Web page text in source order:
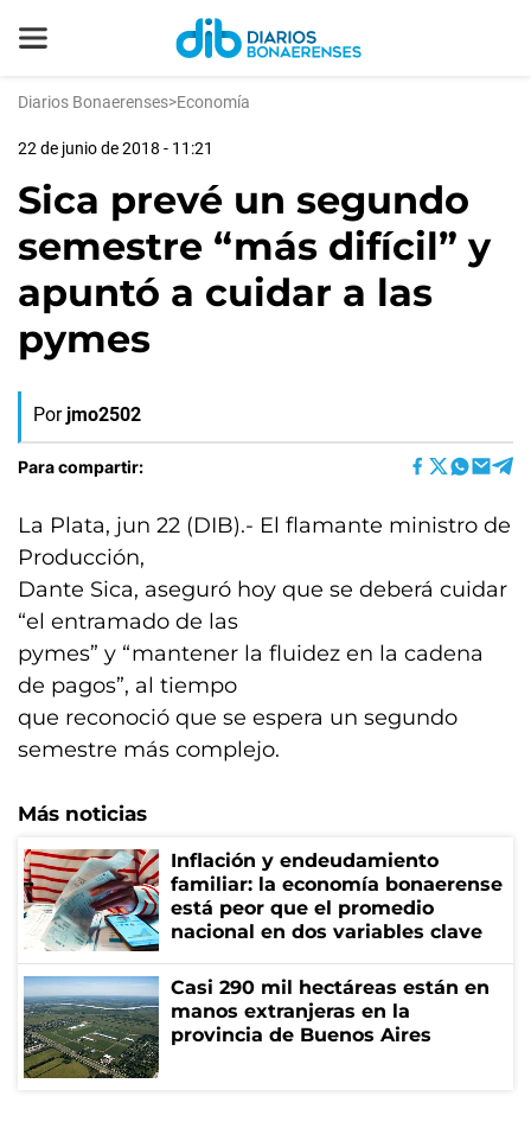
Diarios Bonaerenses>Economía
22 de junio de 2018 - 11:21
Sica prevé un segundo
semestre “más difícil” y
apuntó a cuidar a las
pymes
Por jmo2502
Para compartir:
La Plata, jun 22 (DIB).- El flamante ministro de
Producción,
Dante Sica, aseguró hoy que se deberá cuidar
“el entramado de las
pymes” y “mantener la fluidez en la cadena
de pagos”, al tiempo
que reconoció que se espera un segundo
semestre más complejo.
Más noticias
Inflación y endeudamiento
familiar: la economía bonaerense
está peor que el promedio
nacional en dos variables clave
Casi 290 mil hectáreas están en
manos extranjeras en la
provincia de Buenos Aires